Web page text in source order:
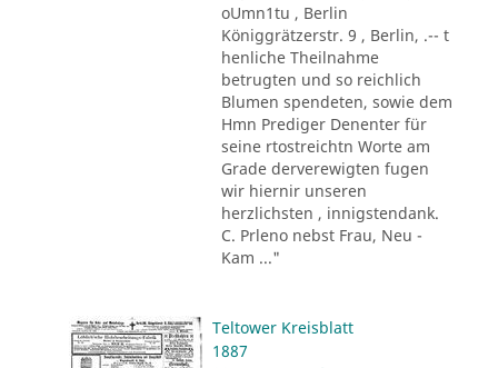
oUmn1tu , Berlin
Königgrätzerstr. 9 , Berlin, .-- t
henliche Theilnahme
betrugten und so reichlich
Blumen spendeten, sowie dem
Hmn Prediger Denenter für
seine rtostreichtn Worte am
Grade derverewigten fugen
wir hiernir unseren
herzlichsten , innigstendank.
C. Prleno nebst Frau, Neu -
Kam ..."
Teltower Kreisblatt
1887